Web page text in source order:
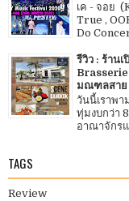
เค - จอย
True ,
Do
รีวิว : ร้าน
Brasserie
มณฑลสาย
วันนี้เราพา
ทุ่มงบกว่า
อาณาจักรแ
TAGS
Review